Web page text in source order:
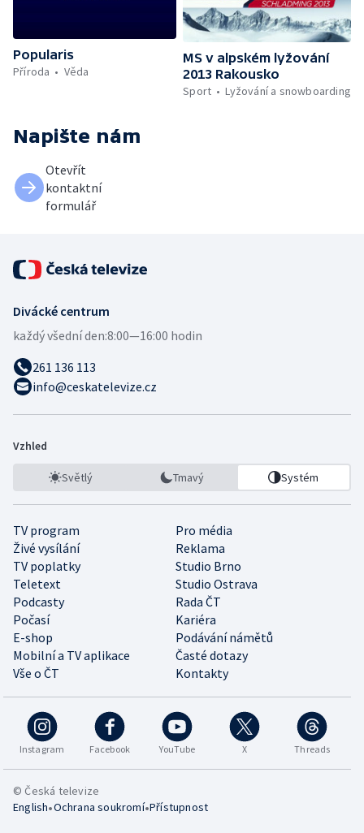
Popularis
Příroda
Věda
MS v alpském lyžování
2013 Rakousko
Sport
Lyžování a snowboarding
Napište nám
Otevřít
kontaktní
formulář
Divácké centrum
každý všední den:8:00—16:00 hodin
261 136 113
info@ceskatelevize.cz
Vzhled
Světlý Tmavý Systém
TV program
Pro média
Živé vysílání
Reklama
TV poplatky
Studio Brno
Teletext
Studio Ostrava
Podcasty
Rada ČT
Počasí
Kariéra
E-shop
Podávání námětů
Mobilní a TV aplikace
Časté dotazy
Vše o ČT
Kontakty
Instagram Facebook YouTube X Threads
© Česká televize
English•Ochrana soukromí•Přístupnost